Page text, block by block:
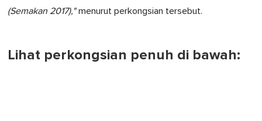
(Semakan 2017),"menurut perkongsian tersebut.
Lihat perkongsian penuh di bawah: